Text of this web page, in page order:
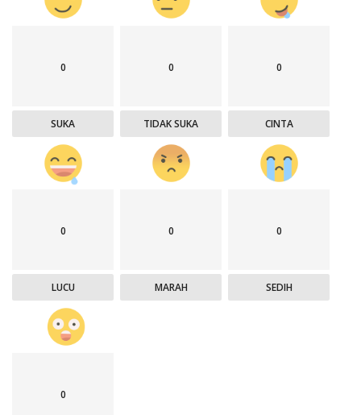
0
SUKA
0
TIDAK SUKA
0
CINTA
0
LUCU
0
MARAH
0
SEDIH
0